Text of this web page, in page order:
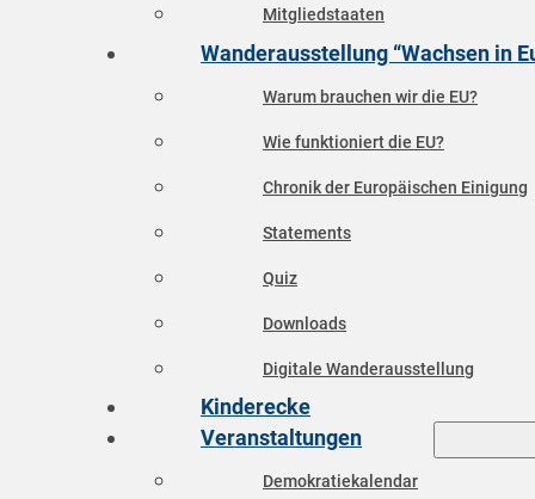
Mitgliedstaaten
Wanderausstellung “Wachsen in
Warum brauchen wir die EU?
Wie funktioniert die EU?
Chronik der Europäischen Einigung
Statements
Quiz
Downloads
Digitale Wanderausstellung
Kinderecke
Veranstaltungen
Demokratiekalendar